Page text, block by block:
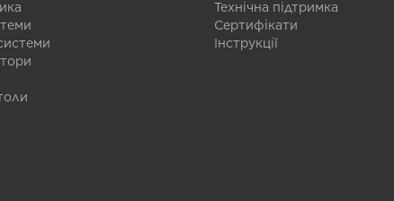
Технічна підтримка
Сертифікати
Інструкції